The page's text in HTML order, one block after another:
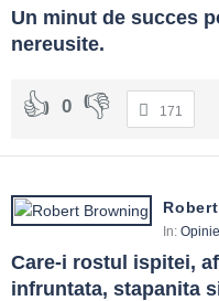
Un minut de succes
nereusite.
0 171
In: Opinie
Care-i rostul ispitei,
infruntata, stapanita